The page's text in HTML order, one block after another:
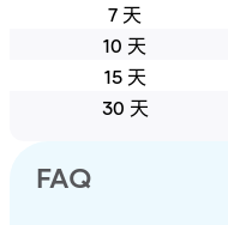
7 天
10 天
15 天
30 天
FAQ